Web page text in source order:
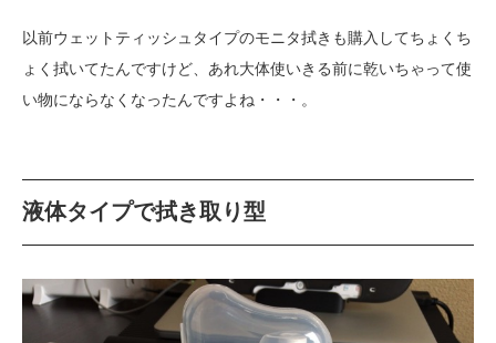
以前ウェットティッシュタイプのモニタ拭きも購入してちょくち
ょく拭いてたんですけど、あれ大体使いきる前に乾いちゃって使
い物にならなくなったんですよね・・・。
液体タイプで拭き取り型